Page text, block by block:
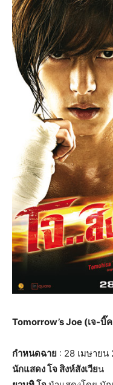
Tomorrow’s Joe (เจ-บิ๊
กำหนดฉาย : 28 เมษายน
นักแสดง โจ สิงห์สังเวียน